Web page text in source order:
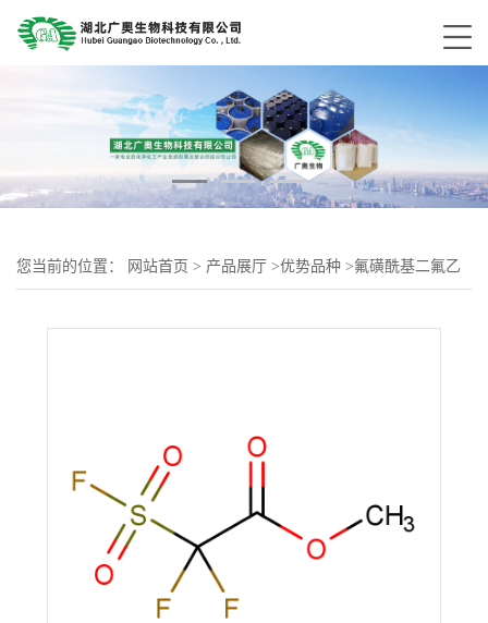
您当前的位置： 网站首页 > 产品展厅 >优势品种 >氟磺酰基二氟乙